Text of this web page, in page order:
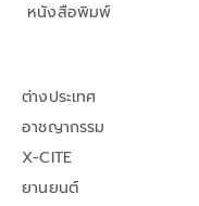
หนังสือพิมพ์
ต่างประเทศ
อาชญากรรม
X-CITE
ยานยนต์